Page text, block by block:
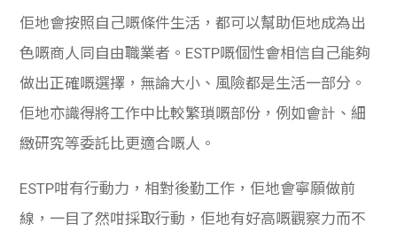
佢地會按照自己嘅條件生活，都可以幫助佢地成為出
色嘅商人同自由職業者。ESTP嘅個性會相信自己能夠
做出正確嘅選擇，無論大小、風險都是生活一部分。
佢地亦識得將工作中比較繁瑣嘅部份，例如會計、細
緻研究等委託比更適合嘅人。
ESTP咁有行動力，相對後勤工作，佢地會寧願做前
線，一目了然咁採取行動，佢地有好高嘅觀察力而不